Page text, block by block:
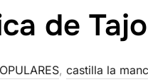
de Tajo
, castilla la